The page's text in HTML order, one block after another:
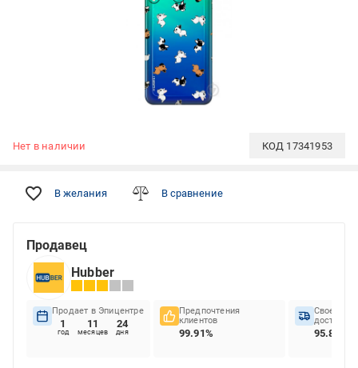
Нет в наличии КОД 17341953
В желания В сравнение
Продавец
Hubber
Продает в Эпицентре
1
год
11
месяцев
24
дня
Предпочтения
клиентов
99.91%
доставок
95.83%